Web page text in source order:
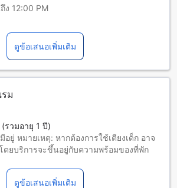
ง 12:00 PM
ดูข้อเสนอเพิ่มเติม
ม
รวมอายุ 1 ปี)
ยู่ หมายเหตุ: หากต้องการใช้เตียงเด็ก อาจ
ดยบริการจะขึ้นอยู่กับความพร้อมของที่พัก
ยู่แล้ว
ปถือเป็นผู้ใหญ่
ดูข้อเสนอเพิ่มเติม